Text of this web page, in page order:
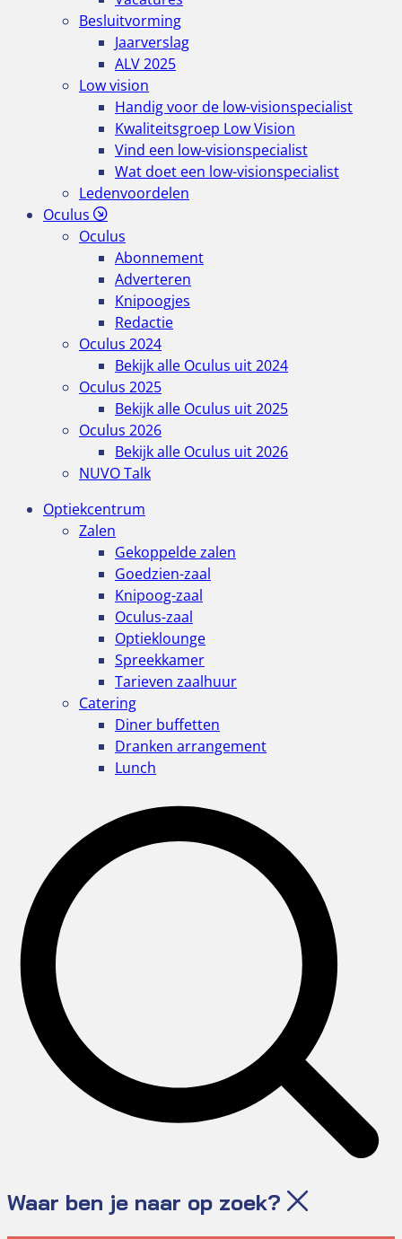
Besluitvorming
Jaarverslag
ALV 2025
Low vision
Handig voor de low-visionspecialist
Kwaliteitsgroep Low Vision
Vind een low-visionspecialist
Wat doet een low-visionspecialist
Ledenvoordelen
Oculus
Oculus
Abonnement
Adverteren
Knipoogjes
Redactie
Oculus 2024
Bekijk alle Oculus uit 2024
Oculus 2025
Bekijk alle Oculus uit 2025
Oculus 2026
Bekijk alle Oculus uit 2026
NUVO Talk
Optiekcentrum
Zalen
Gekoppelde zalen
Goedzien-zaal
Knipoog-zaal
Oculus-zaal
Optieklounge
Spreekkamer
Tarieven zaalhuur
Catering
Diner buffetten
Dranken arrangement
Lunch
Waar ben je naar op zoek?